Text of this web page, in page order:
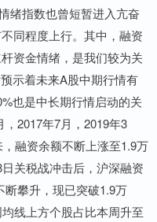
绪指数也曾短暂进入亢奋
同程度上行。其中，融资
资金情绪，是我们较为关
示着未来A股中期行情有
也是中长期行情启动的关
2017年7月，2019年3
融资余额不断上涨至1.9万
关税战冲击后，沪深融资
攀升，现已突破1.9万
线上方个股占比本周升至